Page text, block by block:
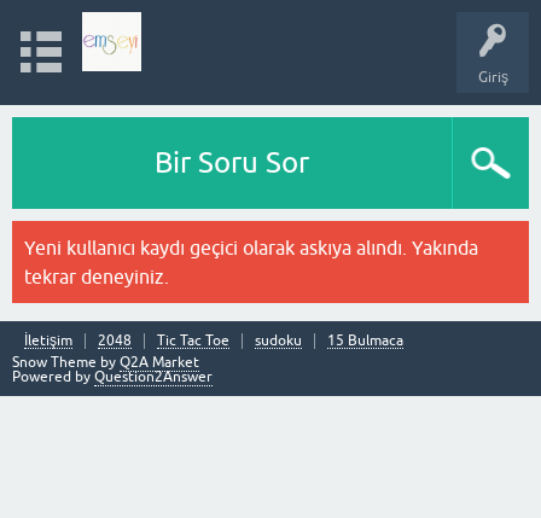
Giriş
Bir Soru Sor
Yeni kullanıcı kaydı geçici olarak askıya alındı. Yakında
tekrar deneyiniz.
İletişim 2048 Tic Tac Toe sudoku
15 Bulmaca
Snow Theme by Q2A Market
Powered by Question2Answer